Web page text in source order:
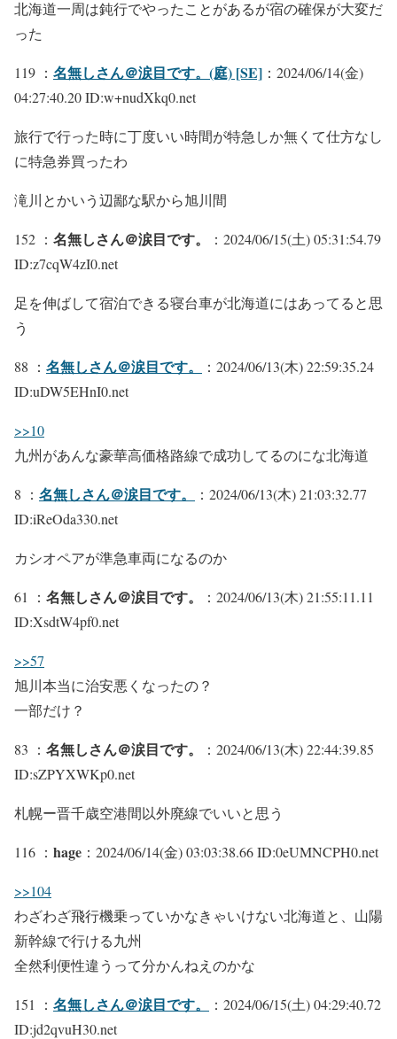
北海道一周は鈍行でやったことがあるが宿の確保が大変だ
った
119 ： 名無しさん＠涙目です。(庭) [SE] ：2024/06/14(金)
04:27:40.20 ID:w+nudXkq0.net
旅行で行った時に丁度いい時間が特急しか無くて仕方なし
に特急券買ったわ
滝川とかいう辺鄙な駅から旭川間
152 ： 名無しさん＠涙目です。
：2024/06/15(土) 05:31:54.79
ID:z7cqW4zI0.net
足を伸ばして宿泊できる寝台車が北海道にはあってると思
う
88 ： 名無しさん＠涙目です。
：2024/06/13(木) 22:59:35.24
ID:uDW5EHnI0.net
>>10
九州があんな豪華高価格路線で成功してるのにな北海道
8 ： 名無しさん＠涙目です。
：2024/06/13(木) 21:03:32.77
ID:iReOda330.net
カシオペアが準急車両になるのか
61 ： 名無しさん＠涙目です。
：2024/06/13(木) 21:55:11.11
ID:XsdtW4pf0.net
>>57
旭川本当に治安悪くなったの？
一部だけ？
83 ： 名無しさん＠涙目です。
：2024/06/13(木) 22:44:39.85
ID:sZPYXWKp0.net
札幌ー晋千歳空港間以外廃線でいいと思う
116 ： hage ：2024/06/14(金) 03:03:38.66 ID:0eUMNCPH0.net
>>104
わざわざ飛行機乗っていかなきゃいけない北海道と、山陽
新幹線で行ける九州
全然利便性違うって分かんねえのかな
151 ： 名無しさん＠涙目です。
：2024/06/15(土) 04:29:40.72
ID:jd2qvuH30.net